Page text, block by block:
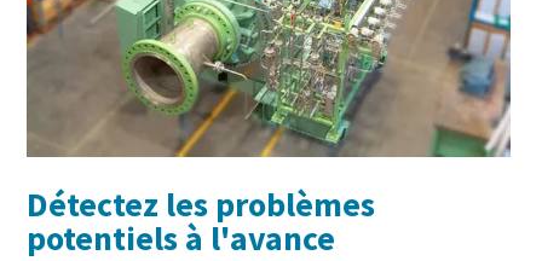
Détectez les problèmes
potentiels à l'avance